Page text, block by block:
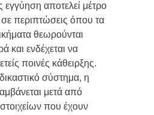
αποτελεί μέτρο
σε περιπτώσεις όπου τα
θεωρούνται
και ενδέχεται να
ποινές κάθειρξης.
σύστημα, η
μετά από
που έχουν